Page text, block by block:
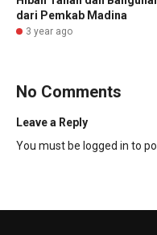
dari Pemkab Madina
3 year ago
No Comments
Leave a Reply
You must be logged in to